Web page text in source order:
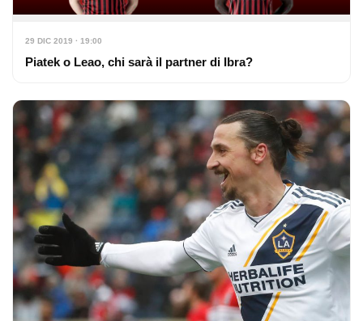
29 DIC 2019 · 19:00
Piatek o Leao, chi sarà il partner di Ibra?